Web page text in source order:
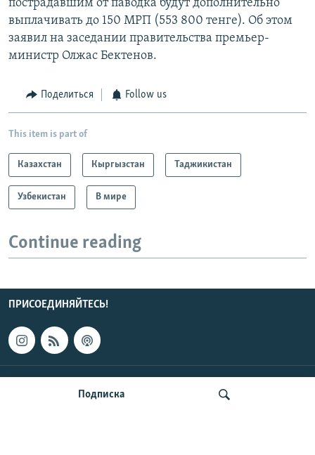
Подписка
пострадавшим от паводка будут дополнительно
выплачивать до 150 МРП (553 800 тенге). Об этом
заявил на заседании правительства премьер-
министр Олжас Бектенов.
Поделиться Follow us
This item is part of
Казахстан Кыргызстан Таджикистан
Узбекистан В мире
Continue reading
ПРИСОЕДИНЯЙТЕСЬ!